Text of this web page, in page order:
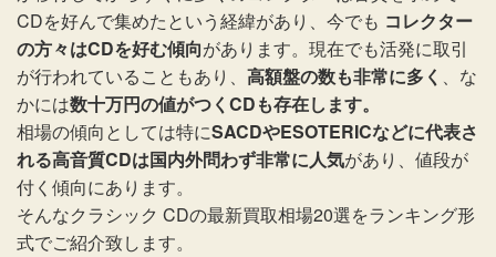
CDを好んで集めたという経緯があり、今でも コレクター
の方々はCDを好む傾向があります。現在でも活発に取引
が行われていることもあり、 高額盤の数も非常に多く 、な
かには数十万円の値がつくCDも存在します。
相場の傾向としては特にSACDやESOTERICなどに代表さ
れる高音質CDは国内外問わず非常に人気があり、値段が
付く傾向にあります。
そんなクラシック CDの最新買取相場20選をランキング形
式でご紹介致します。